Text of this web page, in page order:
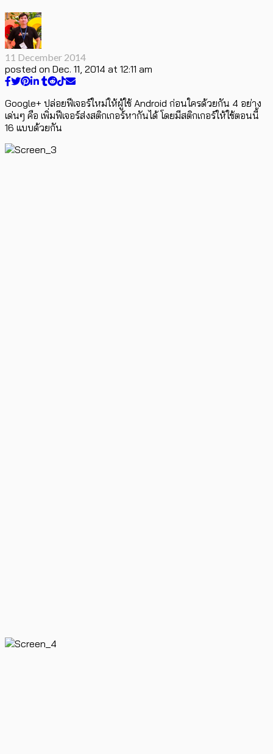
11 December 2014
posted on Dec. 11, 2014 at 12:11 am
Google+ ปล่อยฟีเจอร์ใหม่ให้ผู้ใช้ Android ก่อนใครด้วยกัน 4 อย่าง
เด่นๆ คือ เพิ่มฟีเจอร์ส่งสติกเกอร์หากันได้ โดยมีสติกเกอร์ให้ใช้ตอนนี้
16 แบบด้วยกัน